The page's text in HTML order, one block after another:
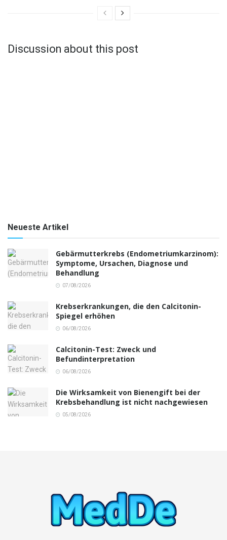
Discussion about this post
Neueste Artikel
Gebärmutterkrebs (Endometriumkarzinom):
Symptome, Ursachen, Diagnose und
Behandlung
07/08/2026
Krebserkrankungen, die den Calcitonin-
Spiegel erhöhen
06/08/2026
Calcitonin-Test: Zweck und
Befundinterpretation
06/08/2026
Die Wirksamkeit von Bienengift bei der
Krebsbehandlung ist nicht nachgewiesen
05/08/2026